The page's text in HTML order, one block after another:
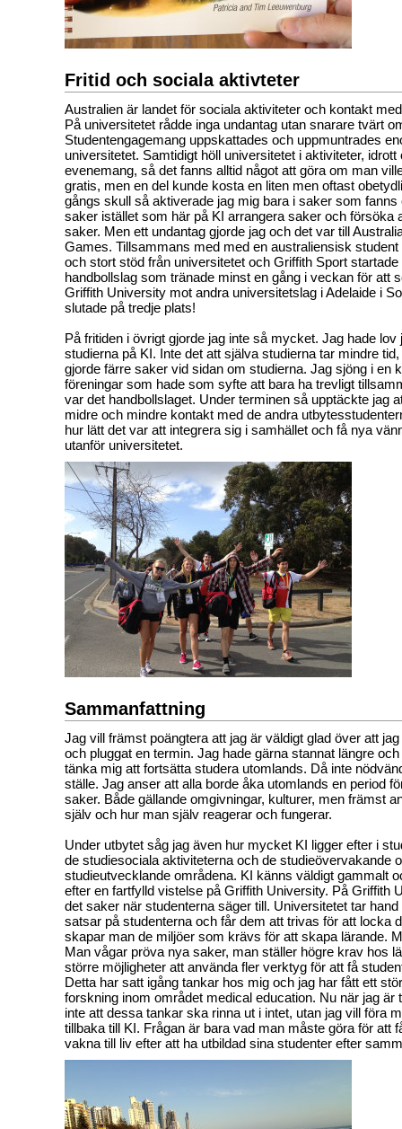
Fritid och sociala aktivteter
Australien är landet för sociala aktiviteter och kontakt
På universitetet rådde inga undantag utan snarare tvärt
Studentengagemang uppskattades och uppmuntrades
universitetet. Samtidigt höll universitetet i aktiviteter, idrott
evenemang, så det fanns alltid något att göra om man
gratis, men en del kunde kosta en liten men oftast
gångs skull så aktiverade jag mig bara i saker som fanns
saker istället som här på KI arrangera saker och försöka
saker. Men ett undantag gjorde jag och det var till
Games. Tillsammans med med en australiensisk
och stort stöd från universitetet och Griffith Sport startade
handbollslag som tränade minst en gång i veckan för att
Griffith University mot andra universitetslag i Adelaide i
slutade på tredje plats!
På fritiden i övrigt gjorde jag inte så mycket. Jag hade lov
studierna på KI. Inte det att själva studierna tar mindre
gjorde färre saker vid sidan om studierna. Jag sjöng i en
föreningar som hade som syfte att bara ha trevligt
var det handbollslaget. Under terminen så upptäckte jag
midre och mindre kontakt med de andra
hur lätt det var att integrera sig i samhället och få nya
utanför universitetet.
Sammanfattning
Jag vill främst poängtera att jag är väldigt glad över att
och pluggat en termin. Jag hade gärna stannat längre
tänka mig att fortsätta studera utomlands. Då inte
ställe. Jag anser att alla borde åka utomlands en period
saker. Både gällande omgivningar, kulturer, men främst
själv och hur man själv reagerar och fungerar.
Under utbytet såg jag även hur mycket KI ligger efter i
de studiesociala aktiviteterna och de studieövervakande
studieutvecklande områdena. KI känns väldigt gammalt
efter en fartfylld vistelse på Griffith University. På Griffith
det saker när studenterna säger till. Universitetet tar
satsar på studenterna och får dem att trivas för att locka
skapar man de miljöer som krävs för att skapa lärande.
Man vågar pröva nya saker, man ställer högre krav hos
större möjligheter att använda fler verktyg för att få
Detta har satt igång tankar hos mig och jag har fått ett
forskning inom området medical education. Nu när jag är
inte att dessa tankar ska rinna ut i intet, utan jag vill föra
tillbaka till KI. Frågan är bara vad man måste göra för att
vakna till liv efter att ha utbildad sina studenter efter